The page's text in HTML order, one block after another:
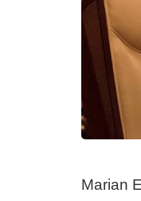
Marian